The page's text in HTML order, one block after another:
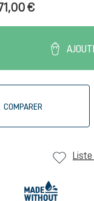
€
COMPARER
Liste